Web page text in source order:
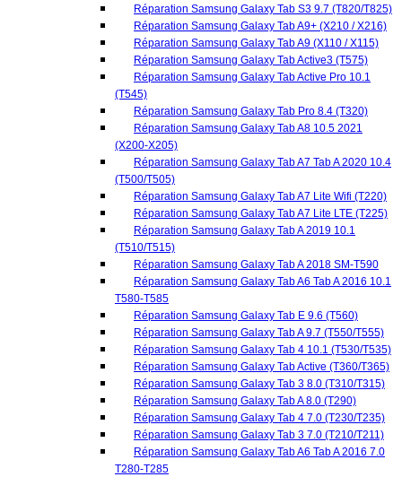
Réparation Samsung Galaxy Tab A7 Tab A 2020 10.4
(T500/T505)
Réparation Samsung Galaxy Tab A7 Lite Wifi (T220)
Réparation Samsung Galaxy Tab A7 Lite LTE (T225)
Réparation Samsung Galaxy Tab A 2019 10.1
(T510/T515)
Réparation Samsung Galaxy Tab A 2018 SM-T590
Réparation Samsung Galaxy Tab A6 Tab A 2016 10.1
T580-T585
Réparation Samsung Galaxy Tab E 9.6 (T560)
Réparation Samsung Galaxy Tab A 9.7 (T550/T555)
Réparation Samsung Galaxy Tab 4 10.1 (T530/T535)
Réparation Samsung Galaxy Tab Active (T360/T365)
Réparation Samsung Galaxy Tab 3 8.0 (T310/T315)
Réparation Samsung Galaxy Tab A 8.0 (T290)
Réparation Samsung Galaxy Tab 4 7.0 (T230/T235)
Réparation Samsung Galaxy Tab 3 7.0 (T210/T211)
Réparation Samsung Galaxy Tab A6 Tab A 2016 7.0
T280-T285
Réparation Samsung Galaxy Tab A & S Pen (P550)
Réparation Samsung Galaxy Tab S2 9.7 (T810/T815)
Réparation Samsung Galaxy Tab S2 8.0 (T710/T715)
Réparation Samsung Galaxy Tab S 10.5 (T800)
Réparation Samsung Galaxy Tab S 8.4 (T700/T705)
Réparation Samsung Galaxy Tab 7.0 (P1000)
Réparation Samsung Galaxy Tab Pro 10.1 (T520)
Réparation Samsung Galaxy Tab 3 10.1